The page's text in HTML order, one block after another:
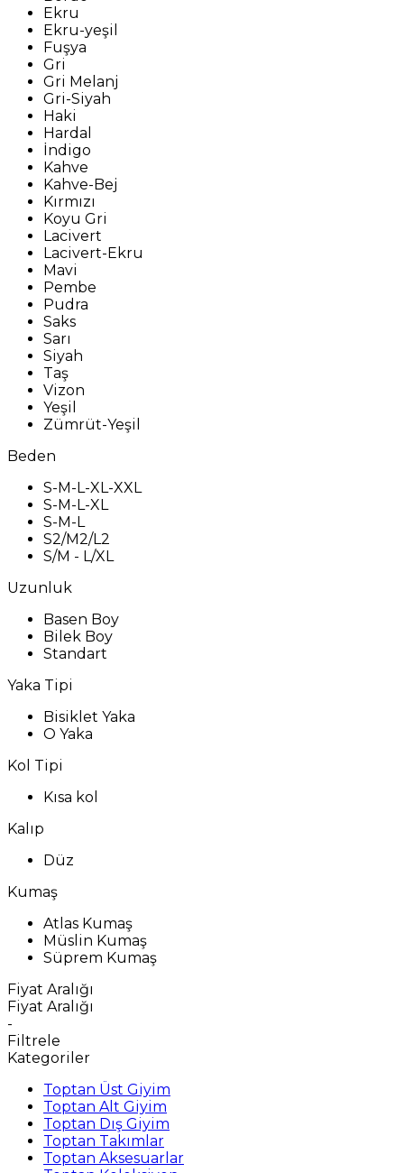
Ekru
Ekru-yeşil
Fuşya
Gri
Gri Melanj
Gri-Siyah
Haki
Hardal
İndigo
Kahve
Kahve-Bej
Kırmızı
Koyu Gri
Lacivert
Lacivert-Ekru
Mavi
Pembe
Pudra
Saks
Sarı
Siyah
Taş
Vizon
Yeşil
Zümrüt-Yeşil
Beden
S-M-L-XL-XXL
S-M-L-XL
S-M-L
S2/M2/L2
S/M - L/XL
Uzunluk
Basen Boy
Bilek Boy
Standart
Yaka Tipi
Bisiklet Yaka
O Yaka
Kol Tipi
Kısa kol
Kalıp
Düz
Kumaş
Atlas Kumaş
Müslin Kumaş
Süprem Kumaş
Fiyat Aralığı
Fiyat Aralığı
-
Filtrele
Kategoriler
Toptan Üst Giyim
Toptan Alt Giyim
Toptan Dış Giyim
Toptan Takımlar
Toptan Aksesuarlar